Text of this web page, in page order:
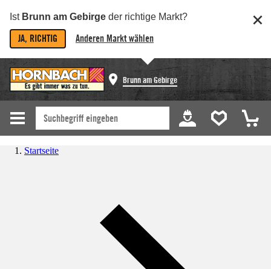
Ist Brunn am Gebirge der richtige Markt?
JA, RICHTIG Anderen Markt wählen
Brunn am Gebirge
Startseite